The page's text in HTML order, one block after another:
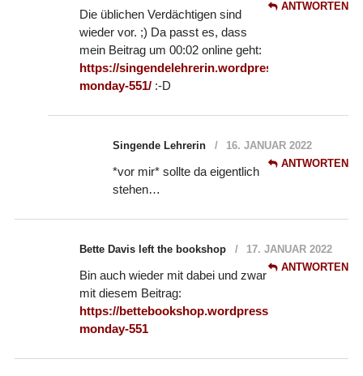
ANTWORTEN
Die üblichen Verdächtigen sind
wieder vor. ;) Da passt es, dass
mein Beitrag um 00:02 online geht:
https://singendelehrerin.wordpress.com/2022/01/
monday-551/:-D
Singende Lehrerin
16. JANUAR 2022
ANTWORTEN
*vor mir* sollte da eigentlich
stehen…
Bette Davis left the bookshop
17. JANUAR 2022
ANTWORTEN
Bin auch wieder mit dabei und zwar
mit diesem Beitrag:
https://bettebookshop.wordpress.com/2022/01/17/
monday-551